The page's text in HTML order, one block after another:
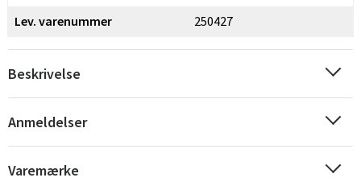
Lev. varenummer
250427
Beskrivelse
Anmeldelser
Varemærke